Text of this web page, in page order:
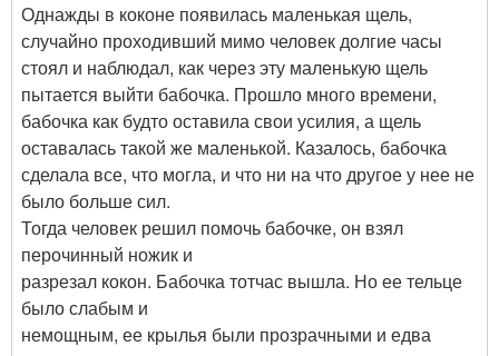
Однажды в коконе появилась маленькая щель,
случайно проходивший мимо человек долгие часы
стоял и наблюдал, как через эту маленькую щель
пытается выйти бабочка. Прошло много времени,
бабочка как будто оставила свои усилия, а щель
оставалась такой же маленькой. Казалось, бабочка
сделала все, что могла, и что ни на что другое у нее не
было больше сил.
Тогда человек решил помочь бабочке, он взял
перочинный ножик и
разрезал кокон. Бабочка тотчас вышла. Но ее тельце
было слабым и
немощным, ее крылья были прозрачными и едва